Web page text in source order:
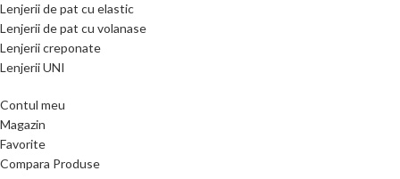
Lenjerii de pat cu elastic
Lenjerii de pat cu volanase
Lenjerii creponate
Lenjerii UNI
Contul meu
Magazin
Favorite
Compara Produse